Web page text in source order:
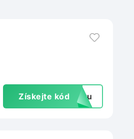
Získejte kód extu